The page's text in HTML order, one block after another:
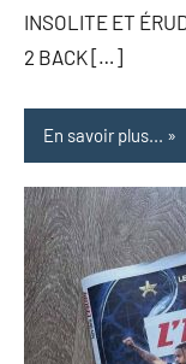
INSOLITE ET
2 BACK […]
En savoir plus...